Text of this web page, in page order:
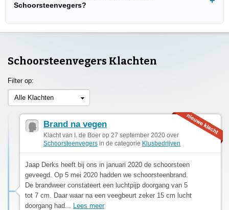
Schoorsteenvegers?
Schoorsteenvegers Klachten
Filter op:
Alle Klachten
Brand na vegen
Klacht van I. de Boer op 27 september 2020 over
Schoorsteenvegers in de categorie Klusbedrijven
Jaap Derks heeft bij ons in januari 2020 de schoorsteen
geveegd. Op 5 mei 2020 hadden we schoorsteenbrand.
De brandweer constateert een luchtpijp doorgang van 5
tot 7 cm. Daar waar na een veegbeurt zeker 15 cm lucht
doorgang had... Lees meer